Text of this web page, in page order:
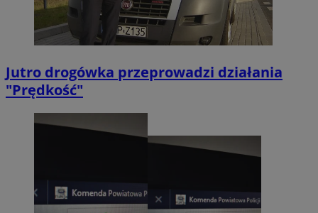
Jutro drogówka przeprowadzi działania
"Prędkość"